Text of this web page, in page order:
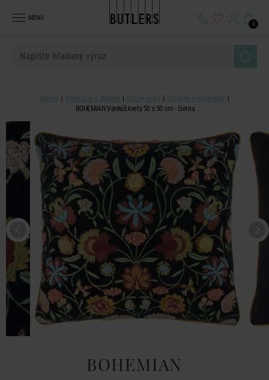
MENU
0
Domov Dekorácie a doplnky Bytový textil
Vankúše a podsedáky
BOHEMIAN Vankúš kvety 50 x 50 cm - čierna
BOHEMIAN